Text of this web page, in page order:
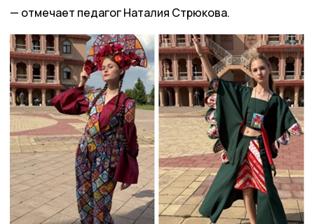
отмечает педагог Наталия Стрюкова.